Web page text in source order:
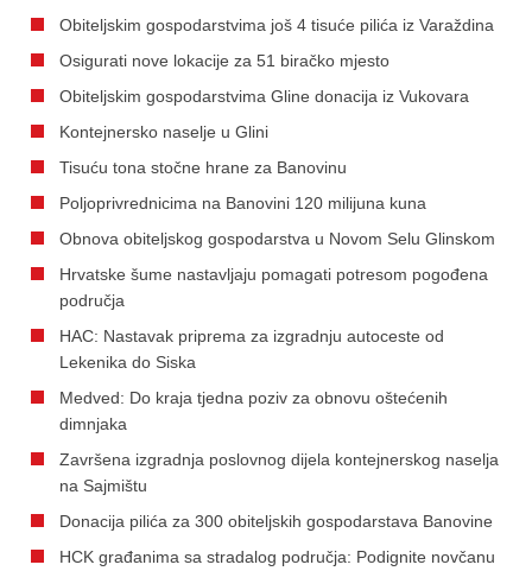
Obiteljskim gospodarstvima još 4 tisuće pilića iz Varaždina
Osigurati nove lokacije za 51 biračko mjesto
Obiteljskim gospodarstvima Gline donacija iz Vukovara
Kontejnersko naselje u Glini
Tisuću tona stočne hrane za Banovinu
Poljoprivrednicima na Banovini 120 milijuna kuna
Obnova obiteljskog gospodarstva u Novom Selu Glinskom
Hrvatske šume nastavljaju pomagati potresom pogođena
područja
HAC: Nastavak priprema za izgradnju autoceste od
Lekenika do Siska
Medved: Do kraja tjedna poziv za obnovu oštećenih
dimnjaka
Završena izgradnja poslovnog dijela kontejnerskog naselja
na Sajmištu
Donacija pilića za 300 obiteljskih gospodarstava Banovine
HCK građanima sa stradalog područja: Podignite novčanu